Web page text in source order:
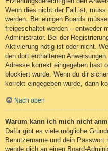
Wenn dies nicht der Fall ist,
werden. Bei einigen Boards
freigeschaltet werden – entweder
Administrator. Bei der
Aktivierung nötig ist oder nicht.
den dort enthaltenen
Adresse korrekt eingegeben hast
blockiert wurde. Wenn du dir
korrekt eingegeben wurde, dann
Nach oben
Warum kann ich mich nicht
Dafür gibt es viele mögliche
Benutzername und dein
wende dich an einen Board-